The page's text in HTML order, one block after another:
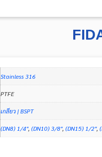
Stainless 316
PTFE
เกลียว | BSPT
(DN8) 1/4", (DN10) 3/8", (DN15) 1/2",